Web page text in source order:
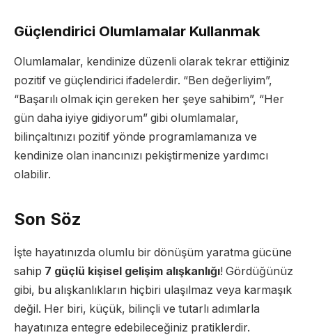
Güçlendirici Olumlamalar Kullanmak
Olumlamalar, kendinize düzenli olarak tekrar ettiğiniz
pozitif ve güçlendirici ifadelerdir. “Ben değerliyim”,
“Başarılı olmak için gereken her şeye sahibim”, “Her
gün daha iyiye gidiyorum” gibi olumlamalar,
bilinçaltınızı pozitif yönde programlamanıza ve
kendinize olan inancınızı pekiştirmenize yardımcı
olabilir.
Son Söz
İşte hayatınızda olumlu bir dönüşüm yaratma gücüne
sahip 7 güçlü kişisel gelişim alışkanlığı! Gördüğünüz
gibi, bu alışkanlıkların hiçbiri ulaşılmaz veya karmaşık
değil. Her biri, küçük, bilinçli ve tutarlı adımlarla
hayatınıza entegre edebileceğiniz pratiklerdir.